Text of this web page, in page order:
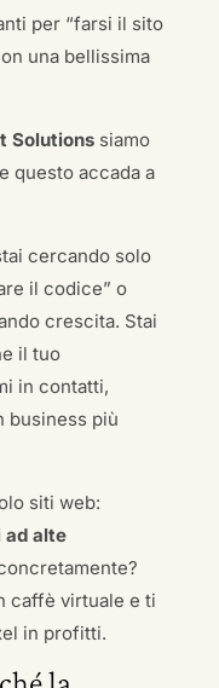
per “farsi il sito
una bellissima
Solutionssiamo
questo accada a
cercando solo
il codice” o
crescita. Stai
il tuo
in contatti,
business più
siti web:
ad alte
caffè virtuale e ti
in profitti.